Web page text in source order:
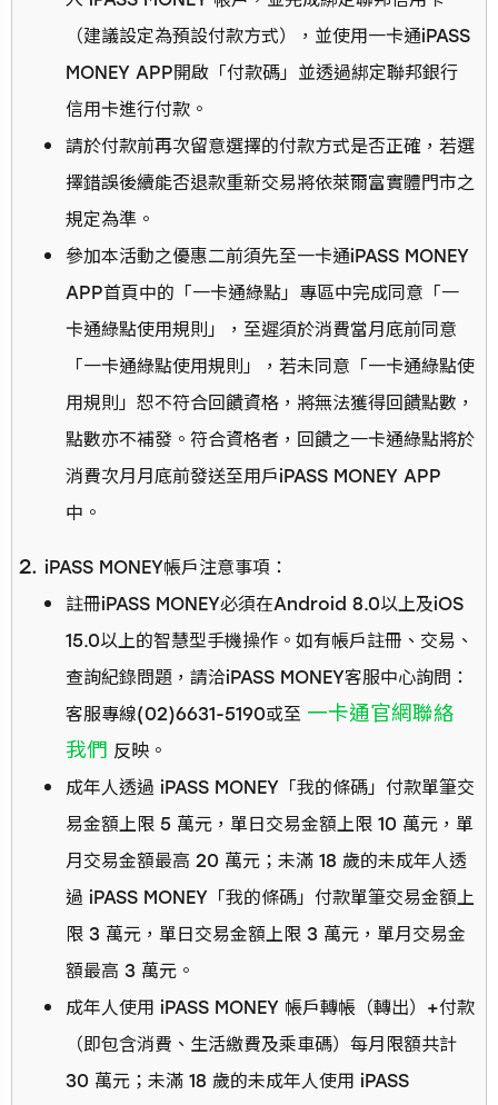
（建議設定為預設付款方式），並使用一卡通iPASS
MONEY APP開啟「付款碼」並透過綁定聯邦銀行
信用卡進行付款。
請於付款前再次留意選擇的付款方式是否正確，若選
擇錯誤後續能否退款重新交易將依萊爾富實體門市之
規定為準。
參加本活動之優惠二前須先至一卡通iPASS MONEY
APP首頁中的「一卡通綠點」專區中完成同意「一
卡通綠點使用規則」，至遲須於消費當月底前同意
「一卡通綠點使用規則」，若未同意「一卡通綠點使
用規則」恕不符合回饋資格，將無法獲得回饋點數，
點數亦不補發。符合資格者，回饋之一卡通綠點將於
消費次月月底前發送至用戶iPASS MONEY APP
中。
iPASS MONEY帳戶注意事項：
註冊iPASS MONEY必須在Android 8.0以上及iOS
15.0以上的智慧型手機操作。如有帳戶註冊、交易、
查詢紀錄問題，請洽iPASS MONEY客服中心詢問：
客服專線(02)6631-5190或至 一卡通官網聯絡
我們 反映。
成年人透過 iPASS MONEY「我的條碼」付款單筆交
易金額上限 5 萬元，單日交易金額上限 10 萬元，單
月交易金額最高 20 萬元；未滿 18 歲的未成年人透
過 iPASS MONEY「我的條碼」付款單筆交易金額上
限 3 萬元，單日交易金額上限 3 萬元，單月交易金
額最高 3 萬元。
成年人使用 iPASS MONEY 帳戶轉帳（轉出）+付款
（即包含消費、生活繳費及乘車碼）每月限額共計
30 萬元；未滿 18 歲的未成年人使用 iPASS